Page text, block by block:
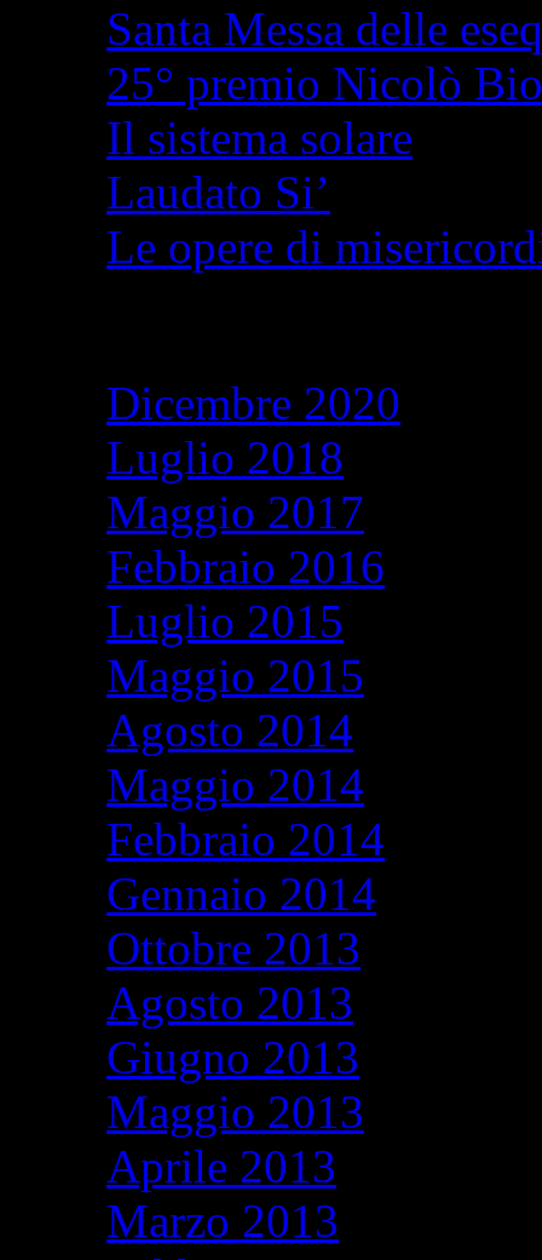
Santa Messa delle
25° premio Nicolò
Il sistema solare
Laudato Si’
Le opere di
Dicembre 2020
Luglio 2018
Maggio 2017
Febbraio 2016
Luglio 2015
Maggio 2015
Agosto 2014
Maggio 2014
Febbraio 2014
Gennaio 2014
Ottobre 2013
Agosto 2013
Giugno 2013
Maggio 2013
Aprile 2013
Marzo 2013